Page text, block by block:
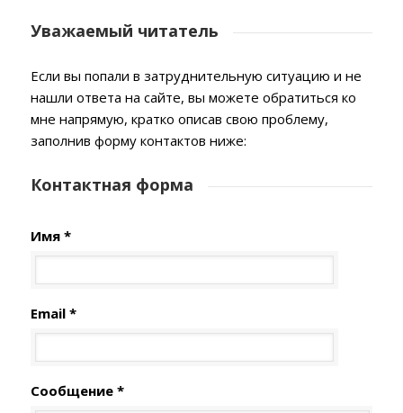
Уважаемый читатель
Если вы попали в затруднительную ситуацию и не
нашли ответа на сайте, вы можете обратиться ко
мне напрямую, кратко описав свою проблему,
заполнив форму контактов ниже:
Контактная форма
Имя *
Email *
Сообщение *